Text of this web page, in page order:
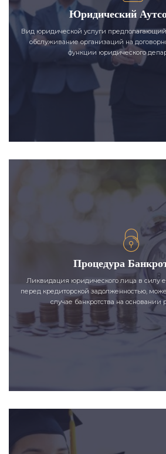
Юридический
Вид юридической услуги
обслуживание организаций на
функции юридического
Процедура
Ликвидация юридического лица в силу
перед кредиторской задолженностью,
случае банкротства на